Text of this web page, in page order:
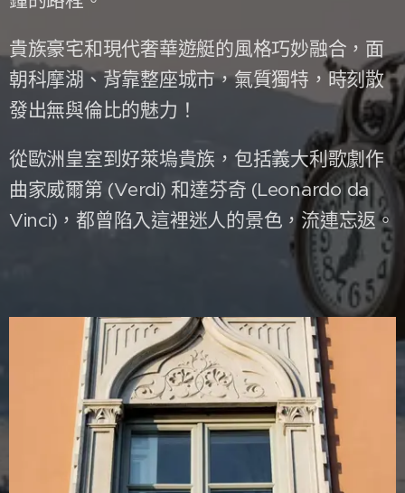
貴族豪宅和現代奢華遊艇的風格巧妙融合，面
朝科摩湖、背靠整座城市，氣質獨特，時刻散
發出無與倫比的魅力！
從歐洲皇室到好萊塢貴族，包括義大利歌劇作
曲家威爾第 (Verdi) 和達芬奇 (Leonardo da
Vinci)，都曾陷入這裡迷人的景色，流連忘返。